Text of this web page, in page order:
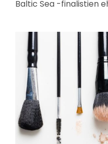
Baltic Sea -finalistien